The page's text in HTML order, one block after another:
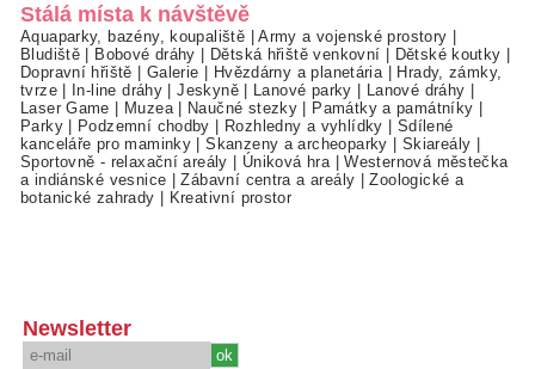
Stálá místa k návštěvě
Aquaparky, bazény, koupaliště |Army a vojenské prostory
Bludiště
Bobové dráhy Dětská hřiště venkovní Dětské koutky
Dopravní hřiště
Galerie Hvězdárny a planetária
Hrady, zámky,
tvrze| In-line dráhy |Jeskyně| Lanové parky Lanové dráhy
Laser Game
Muzea| Naučné stezky Památky a památníky
Parky| Podzemní chodby Rozhledny a vyhlídky
Sdílené
kanceláře pro maminky |Skanzeny a archeoparky Skiareály
Sportovně - relaxační areály
Úniková hra |Westernová městečka
a indiánské vesnice |Zábavní centra a areály |Zoologické a
botanické zahrady
Kreativní prostor
Newsletter